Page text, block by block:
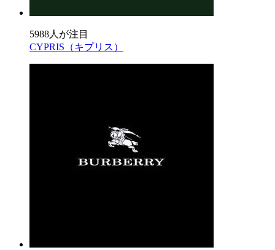
5988人が注目
CYPRIS（キプリス）